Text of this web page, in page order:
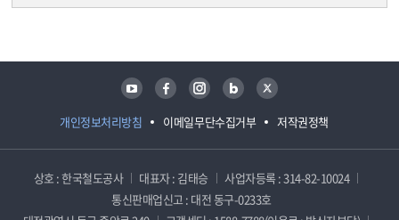
개인정보처리방침 이메일무단수집거부 저작권정책
유튜브 페이스북 인스타그램 블로그 트위터
상호 : 한국철도공사 대표자 : 김태승
사업자등록 : 314-82-10024
통신판매업신고 : 대전 동구-0233호